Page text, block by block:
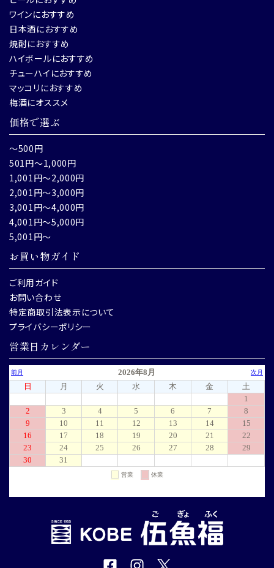
ワインにおすすめ
日本酒におすすめ
焼酎におすすめ
ハイボールにおすすめ
チューハイにおすすめ
マッコリにおすすめ
梅酒にオススメ
価格で選ぶ
～500円
501円～1,000円
1,001円～2,000円
2,001円～3,000円
3,001円～4,000円
4,001円～5,000円
5,001円～
お買い物ガイド
ご利用ガイド
お問い合わせ
特定商取引法表示について
プライバシーポリシー
営業日カレンダー